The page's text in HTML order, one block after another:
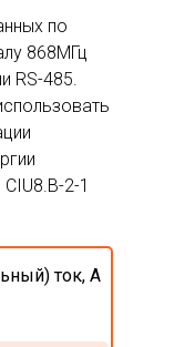
ток, А
по
868МГц
RS-485.
2-1